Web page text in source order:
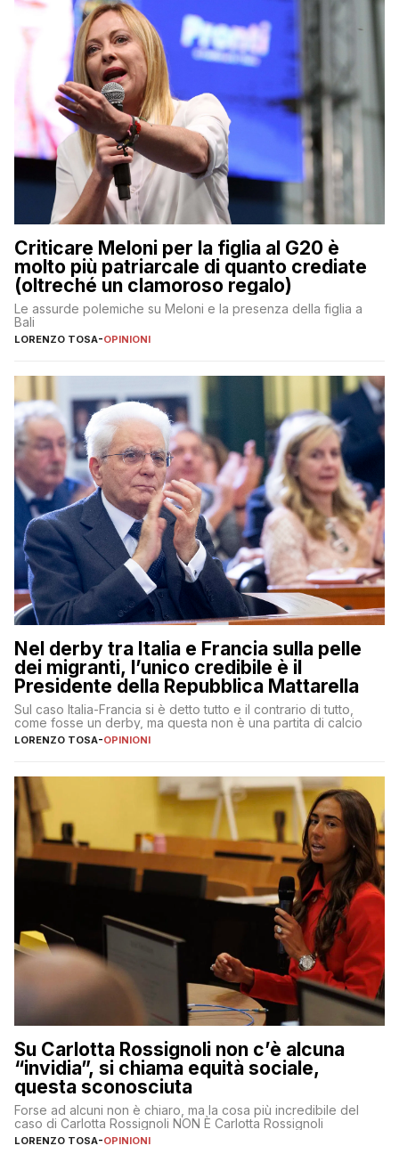
Criticare Meloni per la figlia al G20 è
molto più patriarcale di quanto crediate
(oltreché un clamoroso regalo)
Le assurde polemiche su Meloni e la presenza della figlia a
Bali
LORENZO TOSA-OPINIONI
Nel derby tra Italia e Francia sulla pelle
dei migranti, l’unico credibile è il
Presidente della Repubblica Mattarella
Sul caso Italia-Francia si è detto tutto e il contrario di tutto,
come fosse un derby, ma questa non è una partita di calcio
LORENZO TOSA-OPINIONI
Su Carlotta Rossignoli non c’è alcuna
“invidia”, si chiama equità sociale,
questa sconosciuta
Forse ad alcuni non è chiaro, ma la cosa più incredibile del
caso di Carlotta Rossignoli NON È Carlotta Rossignoli
LORENZO TOSA-OPINIONI